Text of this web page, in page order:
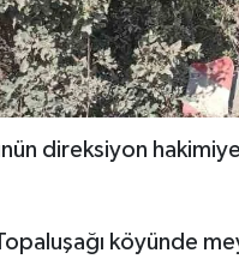
direksiyon
köyünde